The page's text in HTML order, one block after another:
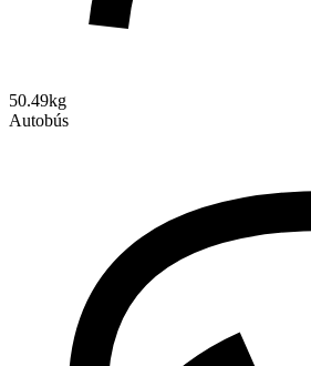
50.49kg
Autobús